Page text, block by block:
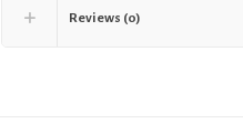
Reviews (0)